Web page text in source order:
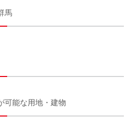
馬
可能な用地・建物